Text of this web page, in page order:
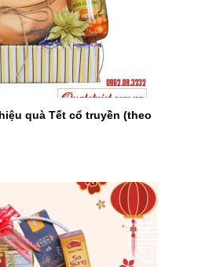
quà Tết cổ truyền (theo